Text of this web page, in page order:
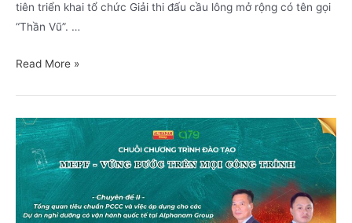
tiên triển khai tổ chức Giải thi đấu cầu lông mở rộng có tên gọi
“Thần Vũ”. …
Read More »